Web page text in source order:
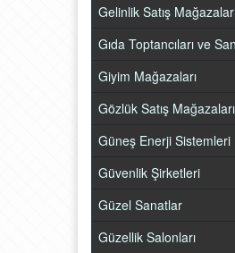
Gelinlik Satış
Gıda Toptancıları ve
Giyim Mağazaları
Gözlük Satış Mağazaları
Güneş Enerji Sistemleri
Güvenlik Şirketleri
Güzel Sanatlar
Güzellik Salonları